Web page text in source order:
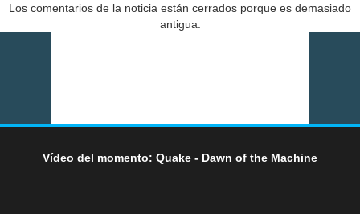
Los comentarios de la noticia están cerrados porque es demasiado
antigua.
Vídeo del momento: Quake - Dawn of the Machine